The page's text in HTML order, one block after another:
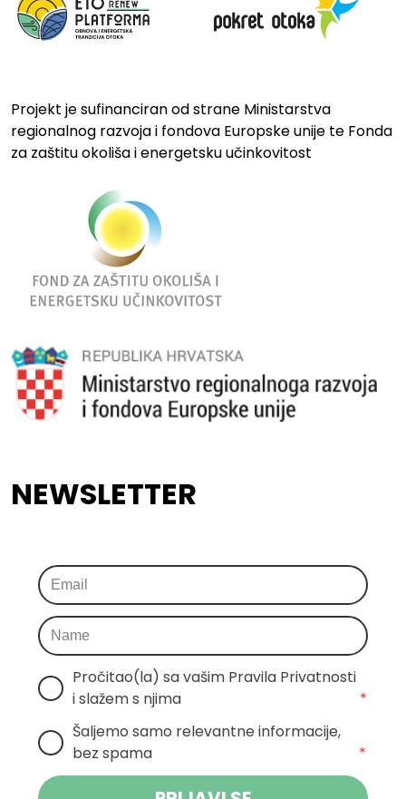
Projekt je sufinanciran od strane Ministarstva
regionalnog razvoja i fondova Europske unije te Fonda
za zaštitu okoliša i energetsku učinkovitost
NEWSLETTER
Pročitao(la) sa vašim Pravila Privatnosti
i slažem s njima
*
Šaljemo samo relevantne informacije,
bez spama
*